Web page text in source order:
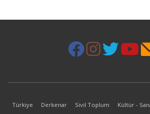
Türkiye Derkenar Sivil Toplum Kültür -